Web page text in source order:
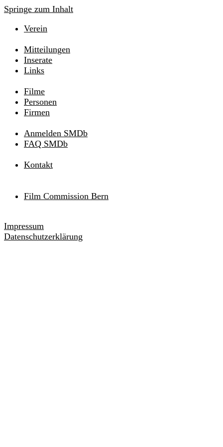
Springe zum Inhalt
Verein
Mitteilungen
Inserate
Links
Filme
Personen
Firmen
Anmelden SMDb
FAQ SMDb
Kontakt
Film Commission Bern
Impressum
Datenschutzerklärung